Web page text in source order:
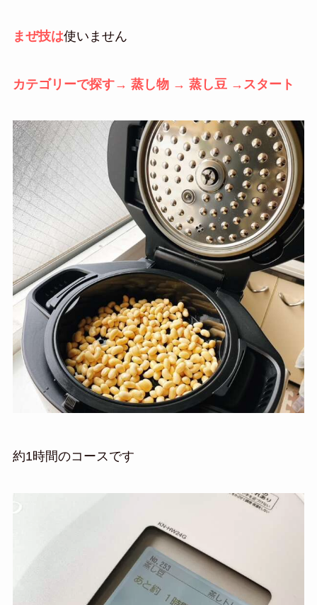
まぜ技は使いません
カテゴリーで探す→ 蒸し物 → 蒸し豆 →スタート
約1時間のコースです